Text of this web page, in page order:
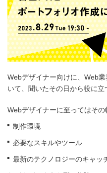
Webデザイナー向けに、Web
いて、聞いたその日から役に立
Webデザイナーに至ってはそ
制作環境
必要なスキルやツール
最新のテクノロジーのキャッ